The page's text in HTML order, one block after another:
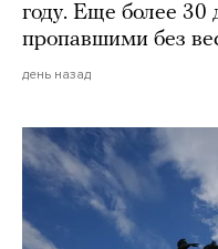
году. Еще более 30
пропавшими без
день назад